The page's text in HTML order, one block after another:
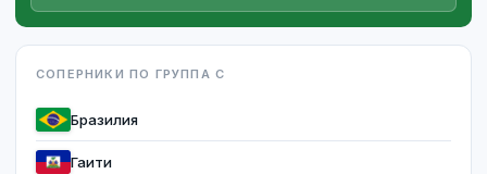
СОПЕРНИКИ ПО ГРУППА C
Бразилия
Гаити